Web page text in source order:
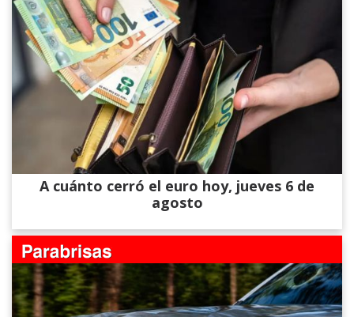
A cuánto cerró el euro hoy, jueves 6 de
agosto